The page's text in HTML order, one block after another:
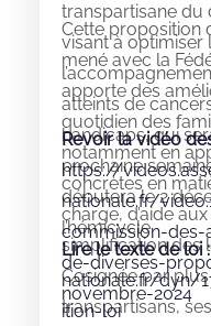
transpartisane du
visant à optimiser
atteints de
handicaps, qui
prochaine
débutera le 2
l’hémicycle.
Cette proposition
mené avec la
apporte des
quotidien des
notamment en
concrètes en
charge, d’aide
simplification des
Cosignée par
transpartisans,
Revoir la vidéo
https://
nationale.fr/
commission-des-
de-diverses-
novembre-2024
Lire le texte de loi :
nationale.fr/dyn/
ition-loi